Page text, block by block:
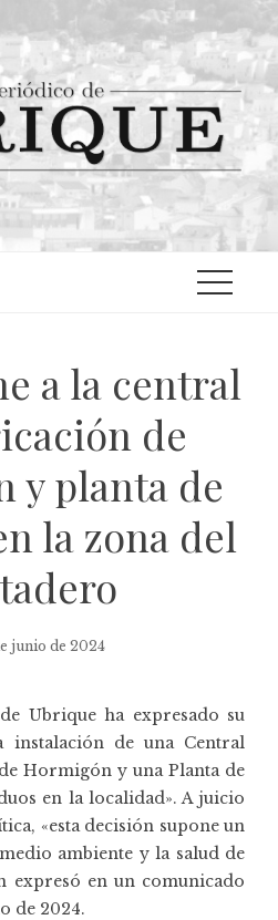
a la central
de
y planta de
la zona del
junio de 2024
Ubrique ha expresado su
instalación de una Central
Hormigón y una Planta de
en la localidad». A juicio
«esta decisión supone un
ambiente y la salud de
expresó en un comunicado
de 2024.